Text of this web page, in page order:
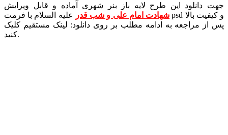
جهت دانلود این طرح لایه باز بنر شهری آماده و قابل ویرایش
شهادت امام علی و شب قدر
علیه السلام با فرمت psd و کیفیت بالا
پس از مراجعه به ادامه مطلب بر روی دانلود: لینک مستقیم کلیک
کنید.